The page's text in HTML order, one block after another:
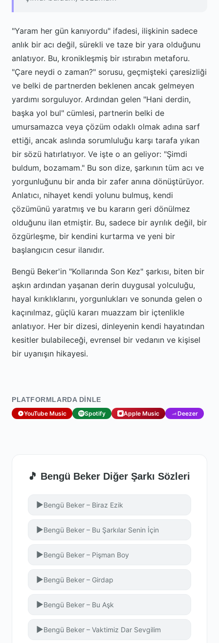
"Yaram her gün kanıyordu" ifadesi, ilişkinin sadece
anlık bir acı değil, sürekli ve taze bir yara olduğunu
anlatıyor. Bu, kronikleşmiş bir ıstırabın metaforu.
"Çare neydi o zaman?" sorusu, geçmişteki çaresizliği
ve belki de partnerden beklenen ancak gelmeyen
yardımı sorguluyor. Ardından gelen "Hani derdin,
başka yol bul" cümlesi, partnerin belki de
umursamazca veya çözüm odaklı olmak adına sarf
ettiği, ancak aslında sorumluluğu karşı tarafa yıkan
bir sözü hatırlatıyor. Ve işte o an geliyor: "Şimdi
buldum, bozamam." Bu son dize, şarkının tüm acı ve
yorgunluğunu bir anda bir zafer anına dönüştürüyor.
Anlatıcı, nihayet kendi yolunu bulmuş, kendi
çözümünü yaratmış ve bu kararın geri dönülmez
olduğunu ilan etmiştir. Bu, sadece bir ayrılık değil, bir
özgürleşme, bir kendini kurtarma ve yeni bir
başlangıcın cesur ilanıdır.
Bengü Beker'in "Kollarında Son Kez" şarkısı, biten bir
aşkın ardından yaşanan derin duygusal yolculuğu,
hayal kırıklıklarını, yorgunlukları ve sonunda gelen o
kaçınılmaz, güçlü kararı muazzam bir içtenlikle
anlatıyor. Her bir dizesi, dinleyenin kendi hayatından
kesitler bulabileceği, evrensel bir vedanın ve kişisel
bir uyanışın hikayesi.
PLATFORMLARDA DINLE
YouTube Music Spotify Apple Music Deezer
🎵 Bengü Beker Diğer Şarkı Sözleri
▶Bengü Beker – Biraz Ezik
▶Bengü Beker – Bu Şarkılar Senin İçin
▶Bengü Beker – Pişman Boy
▶Bengü Beker – Girdap
▶Bengü Beker – Bu Aşk
▶Bengü Beker – Vaktimiz Dar Sevgilim